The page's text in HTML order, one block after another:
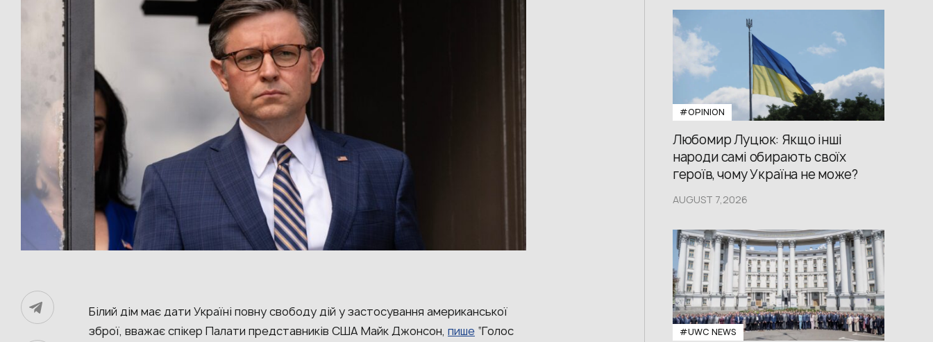
Білий дім має дати Україні повну свободу дій у застосування американської
зброї, вважаєспікер Палати представників США Майк Джонсон, пише “Голос
#OPINION
Любомир Луцюк: Якщо інші
народи самі обирають своїх
героїв, чому Україна не може?
AUGUST 7,2026
#UWС NEWS